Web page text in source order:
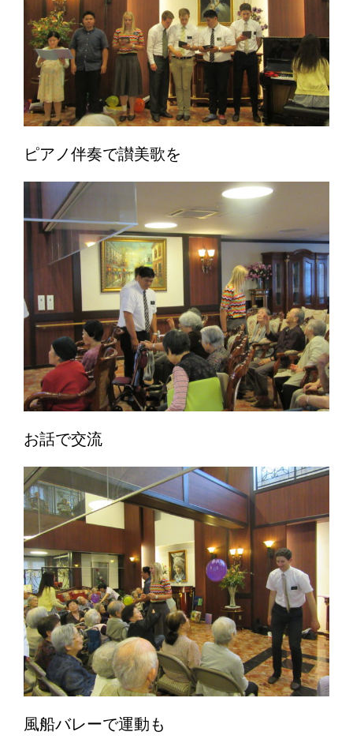
ピアノ伴奏で讃美歌を
お話で交流
風船バレーで運動も